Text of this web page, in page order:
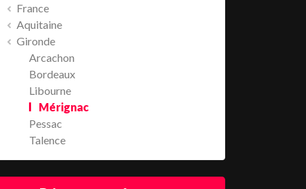
France
Aquitaine
Gironde
Arcachon
Bordeaux
Libourne
Mérignac
Pessac
Talence